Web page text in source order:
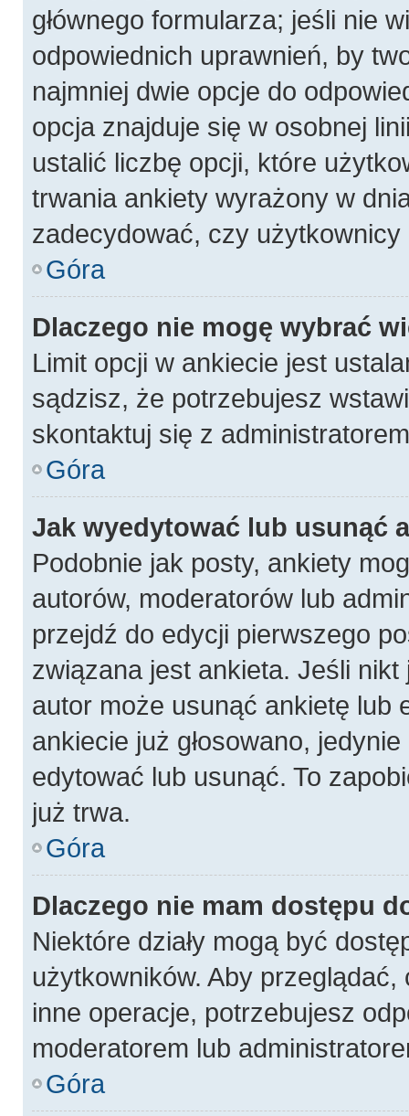
głównego formularza; jeśli nie
odpowiednich uprawnień, by
najmniej dwie opcje do
opcja znajduje się w osobnej
ustalić liczbę opcji, które
trwania ankiety wyrażony w
zadecydować, czy użytkownicy
Góra
Dlaczego nie mogę wybrać
Limit opcji w ankiecie jest
sądzisz, że potrzebujesz
skontaktuj się z
Góra
Jak wyedytować lub usunąć
Podobnie jak posty, ankiety
autorów, moderatorów lub
przejdź do edycji pierwszego
związana jest ankieta. Jeśli nikt
autor może usunąć ankietę lub
ankiecie już głosowano,
edytować lub usunąć. To
już trwa.
Góra
Dlaczego nie mam dostępu
Niektóre działy mogą być
użytkowników. Aby
inne operacje, potrzebujesz
moderatorem lub
Góra